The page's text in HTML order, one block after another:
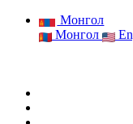
Монгол
Монгол